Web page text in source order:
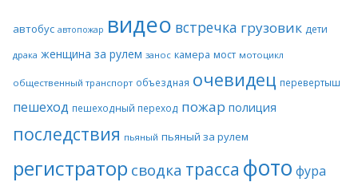
автобус автопожар видео встречка грузовик дети
драка женщина за рулем занос камера мост мотоцикл
общественный транспорт объездная очевидец перевертыш
пешеход пешеходный переход пожар полиция
последствия пьяный пьяный за рулем
регистратор сводка трасса фото фура